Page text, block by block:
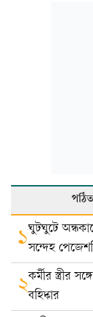
পঠিত
১ঘুটঘুটে
সন্দেহ
২কর্মীর স্ত্রীর
বহিষ্কার